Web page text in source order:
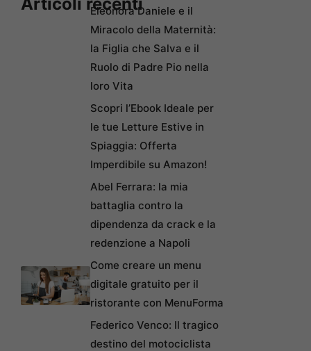
Eleonora Daniele e il
Miracolo della Maternità:
la Figlia che Salva e il
Ruolo di Padre Pio nella
loro Vita
Scopri l’Ebook Ideale per
le tue Letture Estive in
Spiaggia: Offerta
Imperdibile su Amazon!
Abel Ferrara: la mia
battaglia contro la
dipendenza da crack e la
redenzione a Napoli
Come creare un menu
digitale gratuito per il
ristorante con MenuForma
Federico Venco: Il tragico
destino del motociclista